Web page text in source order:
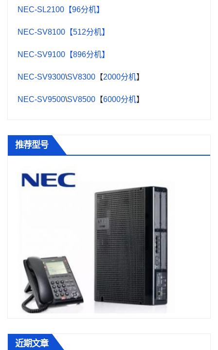
NEC-SL2100【96分机】
NEC-SV8100【512分机】
NEC-SV9100【896分机】
NEC-SV9300\SV8300 【2000分机】
NEC-SV9500\SV8500 【6000分机】
推荐型号
近期文章